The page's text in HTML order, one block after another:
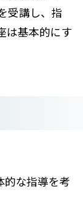
受講し、指
は基本的にす
的な指導を考